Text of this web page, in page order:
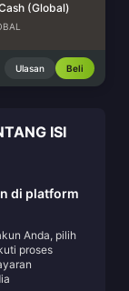
(Global)
Ulasan Beli
ISI
di platform
Anda, pilih
proses